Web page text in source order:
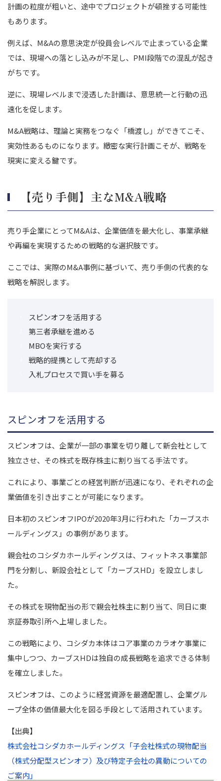
計画の粒度が粗いと、途中でプロジェクトが頓挫する可能性
もあります。
例えば、M&Aの意思決定が役員会レベルで止まっている企業
では、現場への落とし込みが不足し、PMI段階での混乱が起き
がちです。
逆に、現場レベルまで浸透した計画は、意思統一と行動の迅
速化を促します。
M&A戦略は、理論と実務をつなぐ「橋渡し」ができてこそ、
実効性あるものになります。緻密な実行計画こそが、戦略を
現実に変える鍵です。
【売り手側】主なM&A戦略
売り手企業にとってM&Aは、企業価値を最大化し、事業承継
や再編を実現するための戦略的な選択肢です。
ここでは、実際のM&A事例に基づいて、売り手側の代表的な
戦略を解説します。
スピンオフを活用する
第三者承継を進める
MBOを実行する
戦略的提携として売却する
入札プロセスで買い手を募る
スピンオフを活用する
スピンオフは、企業が一部の事業を切り離して新会社として
独立させ、その株式を既存株主に割り当てる手法です。
これにより、事業ごとの経営判断が迅速になり、それぞれの企
業価値を引き出すことが可能になります。
日本初のスピンオフIPOが2020年3月に行われた「カーブスホ
ールディングス」の事例があります。
親会社のコシダカホールディングスは、フィットネス事業部
門を分割し、新設会社として「カーブスHD」を設立しまし
た。
その株式を現物配当の形で親会社株主に割り当て、同日に東
京証券取引所へ上場しました。
この戦略により、コシダカ本体はコア事業のカラオケ事業に
集中しつつ、カーブスHDは独自の成長戦略を追求できる体制
を確立しました。
スピンオフは、このように経営資源を最適配置し、企業グル
ープ全体の価値最大化を図る手段として活用されています。
【出典】
株式会社コシダカホールディングス「子会社株式の現物配当
（株式分配型スピンオフ）及び特定子会社の異動についての
ご案内」